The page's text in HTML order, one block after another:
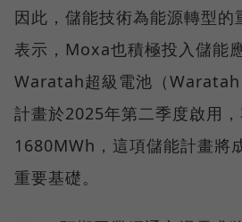
因此，儲能技術為能源轉型的
表示，Moxa也積極投入儲能
Waratah超級電池（
計畫於2025年第二季度啟用
1680MWh，這項儲能計畫將
重要基礎。